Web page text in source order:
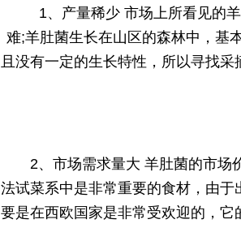
1、产量稀少 市场上所看见的
难;羊肚菌生长在山区的森林中，基
且没有一定的生长特性，所以寻找
2、市场需求量大 羊肚菌的市场
法试菜系中是非常重要的食材，由
要是在西欧国家是非常受欢迎的，